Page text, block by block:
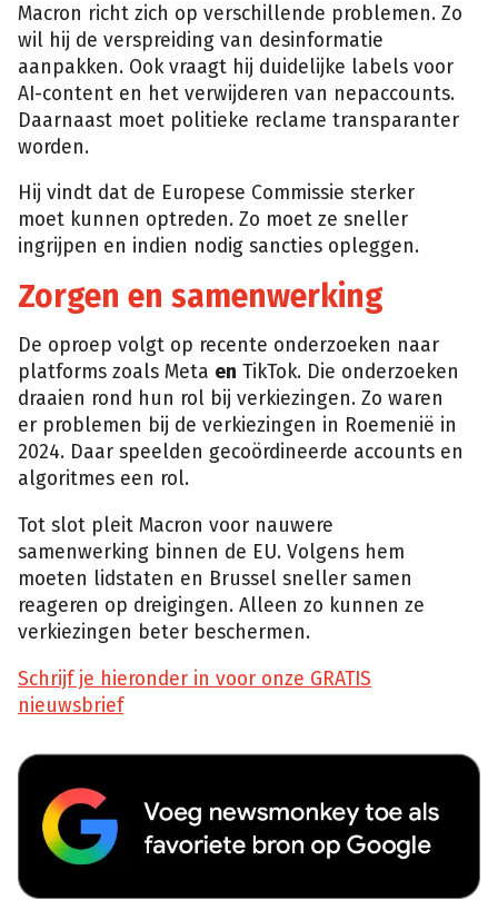
Macron richt zich op verschillende problemen. Zo
wil hij de verspreiding van desinformatie
aanpakken. Ook vraagt hij duidelijke labels voor
AI-content en het verwijderen van nepaccounts.
Daarnaast moet politieke reclame transparanter
worden.
Hij vindt dat de Europese Commissie sterker
moet kunnen optreden. Zo moet ze sneller
ingrijpen en indien nodig sancties opleggen.
Zorgen en samenwerking
De oproep volgt op recente onderzoeken naar
platforms zoals Meta en TikTok. Die onderzoeken
draaien rond hun rol bij verkiezingen. Zo waren
er problemen bij de verkiezingen in Roemenië in
2024. Daar speelden gecoördineerde accounts en
algoritmes een rol.
Tot slot pleit Macron voor nauwere
samenwerking binnen de EU. Volgens hem
moeten lidstaten en Brussel sneller samen
reageren op dreigingen. Alleen zo kunnen ze
verkiezingen beter beschermen.
Schrijf je hieronder in voor onze GRATIS
nieuwsbrief